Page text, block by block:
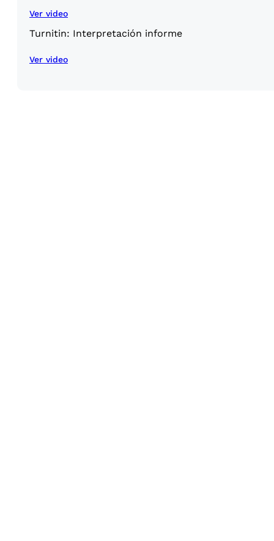
Ver video
Turnitin: Interpretación informe
Ver video